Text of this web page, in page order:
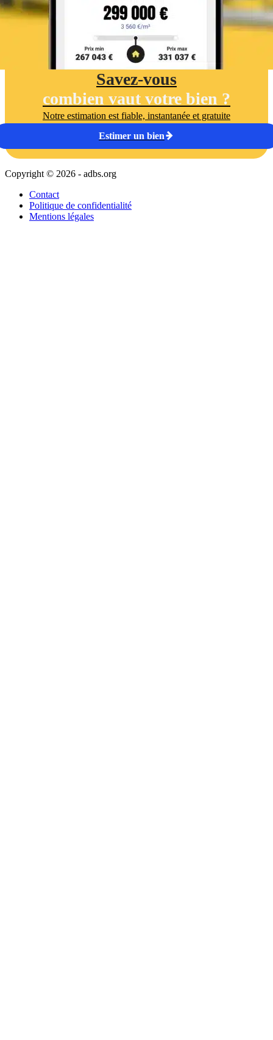
Savez-vous
combien vaut votre bien ?
Notre estimation est fiable, instantanée et gratuite
Estimer un bien
Copyright © 2026 - adbs.org
Contact
Politique de confidentialité
Mentions légales